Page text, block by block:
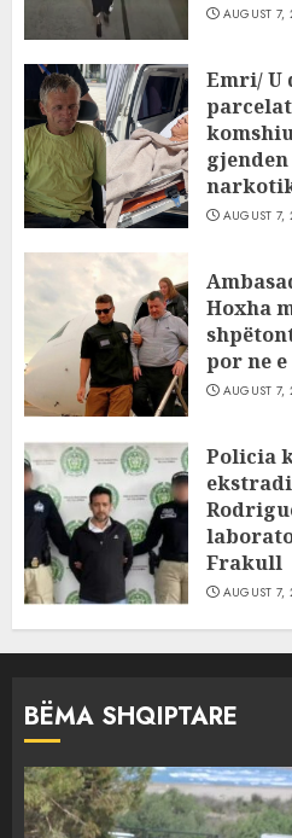
AUGUST 7,
Emri/ U
AUGUST 7,
Hoxha
por ne
AUGUST 7,
Policia
Frakull
AUGUST 7,
BËMA SHQIPTARE